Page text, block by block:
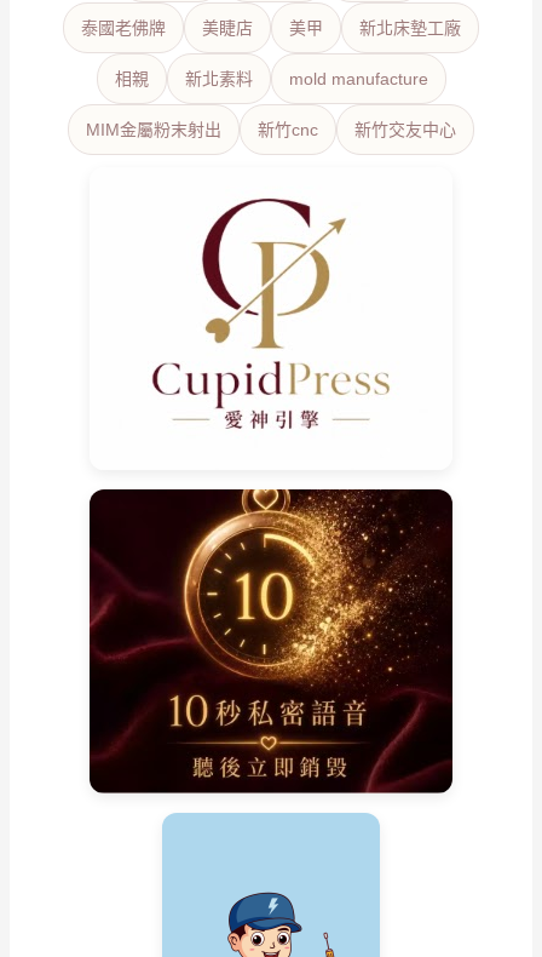
泰國老佛牌 美睫店 美甲 新北床墊工廠
相親 新北素料 mold manufacture
MIM金屬粉末射出 新竹cnc 新竹交友中心